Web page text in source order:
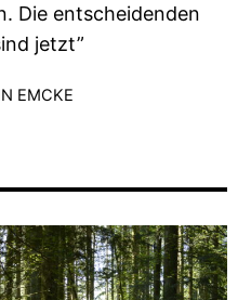
Die entscheidenden
jetzt”
EMCKE